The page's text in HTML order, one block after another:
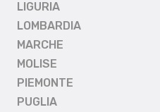
LIGURIA
LOMBARDIA
MARCHE
MOLISE
PIEMONTE
PUGLIA